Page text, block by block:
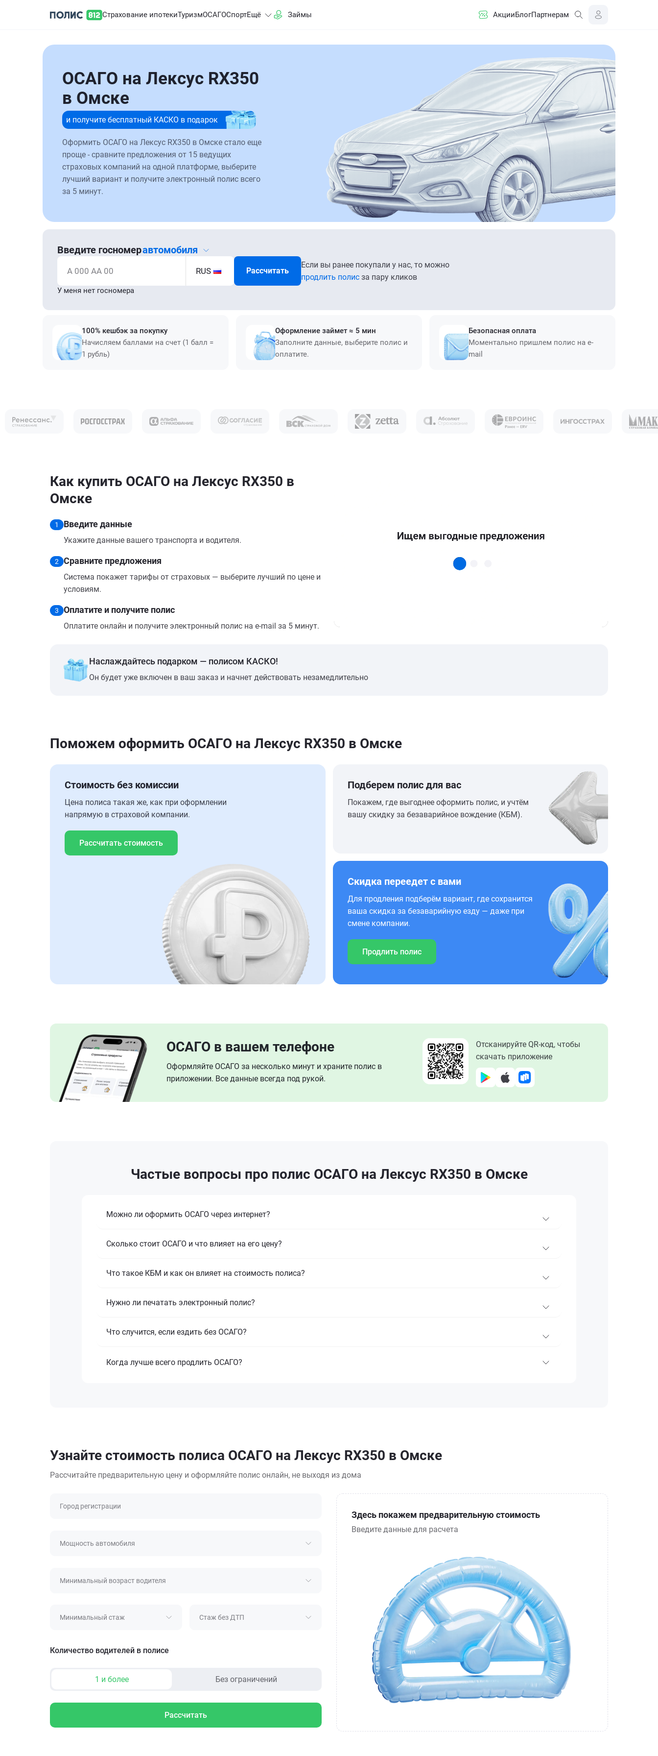
Страхование ипотекиТуризмОСАГОСпортЕщё Займы АкцииБлогПартнерам
ОСАГО на Лексус RX350
в Омске
и получите бесплатный КАСКО в подарок
Оформить ОСАГО на Лексус RX350 в Омске стало еще
проще - сравните предложения от 15 ведущих
страховых компаний на одной платформе, выберите
лучший вариант и получите электронный полис всего
за 5 минут.
Введите госномеравтомобиля
А 000 АА 00 RUS Рассчитать
Если вы ранее покупали у нас, то можно
продлить полис за пару кликов
У меня нет госномера
100% кешбэк за покупку
Начисляем баллами на счет (1 балл =
1 рубль)
Оформление займет ≈ 5 мин
Заполните данные, выберите полис и
оплатите.
Безопасная оплата
Моментально пришлем полис на e-
mail
Как купить ОСАГО на Лексус RX350 в
Омске
1 Введите данные
Укажите данные вашего транспорта и водителя.
2 Сравните предложения
Система покажет тарифы от страховых — выберите лучший по цене и
условиям.
3 Оплатите и получите полис
Оплатите онлайн и получите электронный полис на e-mail за 5 минут.
Наслаждайтесь подарком — полисом КАСКО!
Он будет уже включен в ваш заказ и начнет действовать незамедлительно
Поможем оформить ОСАГО на Лексус RX350 в Омске
Стоимость без комиссии
Цена полиса такая же, как при оформлении
напрямую в страховой компании.
Рассчитать стоимость
Подберем полис для вас
Покажем, где выгоднее оформить полис, и учтём
вашу скидку за безаварийное вождение (КБМ).
Скидка переедет с вами
Для продления подберём вариант, где сохранится
ваша скидка за безаварийную езду — даже при
смене компании.
Продлить полис
ОСАГО в вашем телефоне
Оформляйте ОСАГО за несколько минут и храните полис в
приложении. Все данные всегда под рукой.
Отсканируйте QR-код, чтобы
скачать приложение
Частые вопросы про полис ОСАГО на Лексус RX350 в Омске
Можно ли оформить ОСАГО через интернет?
Сколько стоит ОСАГО и что влияет на его цену?
Что такое КБМ и как он влияет на стоимость полиса?
Нужно ли печатать электронный полис?
Что случится, если ездить без ОСАГО?
Когда лучше всего продлить ОСАГО?
Узнайте стоимость полиса ОСАГО на Лексус RX350 в Омске
Рассчитайте предварительную цену и оформляйте полис онлайн, не выходя из дома
Город регистрации
Мощность автомобиля
Минимальный возраст водителя
Минимальный стаж Стаж без ДТП
Количество водителей в полисе
1 и более Без ограничений
Рассчитать
Здесь покажем предварительную стоимость
Введите данные для расчета